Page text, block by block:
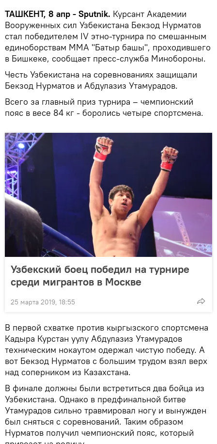
ТАШКЕНТ, 8 апр - Sputnik. Курсант Академии
Вооруженных сил Узбекистана Бекзод Нурматов
стал победителем IV этно-турнира по смешанным
единоборствам ММА "Батыр башы", проходившего
в Бишкеке, сообщает пресс-служба Минобороны.
Честь Узбекистана на соревнованиях защищали
Бекзод Нурматов и Абдулазиз Утамурадов.
Всего за главный приз турнира – чемпионский
пояс в весе 84 кг - боролись четыре спортсмена.
Узбекский боец победил на турнире
среди мигрантов в Москве
25 марта 2019, 18:55
В первой схватке против кыргызского спортсмена
Кадыра Курстан уулу Абдулазиз Утамурадов
техническим нокаутом одержал чистую победу. А
вот Бекзод Нурматов с большим трудом взял верх
над соперником из Казахстана.
В финале должны были встретиться два бойца из
Узбекистана. Однако в предфинальной битве
Утамурадов сильно травмировал ногу и вынужден
был сняться с соревнований. Таким образом
Нурматов получил чемпионский пояс, который